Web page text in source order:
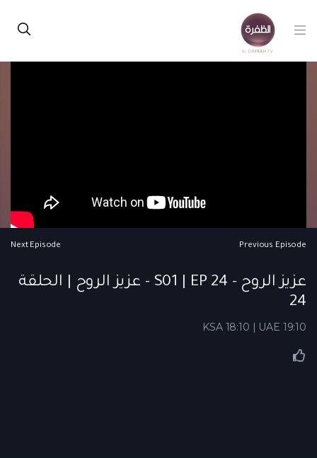
Previous Episode
Next Episode
عزيز الروح - S01 | EP 24 - عزيز الروح | الحلقة
24
KSA 18:10 | UAE 19:10